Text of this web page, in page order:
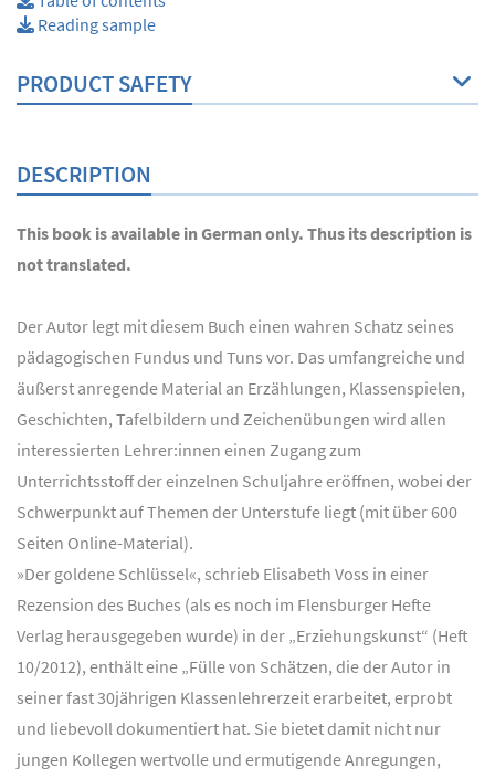
Reading sample
PRODUCT SAFETY
DESCRIPTION
This book is available in German only. Thus its description is
not translated.
Der Autor legt mit diesem Buch einen wahren Schatz seines
pädagogischen Fundus und Tuns vor. Das umfangreiche und
äußerst anregende Material an Erzählungen, Klassenspielen,
Geschichten, Tafelbildern und Zeichenübungen wird allen
interessierten Lehrer:innen einen Zugang zum
Unterrichtsstoff der einzelnen Schuljahre eröffnen, wobei der
Schwerpunkt auf Themen der Unterstufe liegt (mit über 600
Seiten Online-Material).
»Der goldene Schlüssel«, schrieb Elisabeth Voss in einer
Rezension des Buches (als es noch im Flensburger Hefte
Verlag herausgegeben wurde) in der „Erziehungskunst“ (Heft
10/2012), enthält eine „Fülle von Schätzen, die der Autor in
seiner fast 30jährigen Klassenlehrerzeit erarbeitet, erprobt
und liebevoll dokumentiert hat. Sie bietet damit nicht nur
jungen Kollegen wertvolle und ermutigende Anregungen,